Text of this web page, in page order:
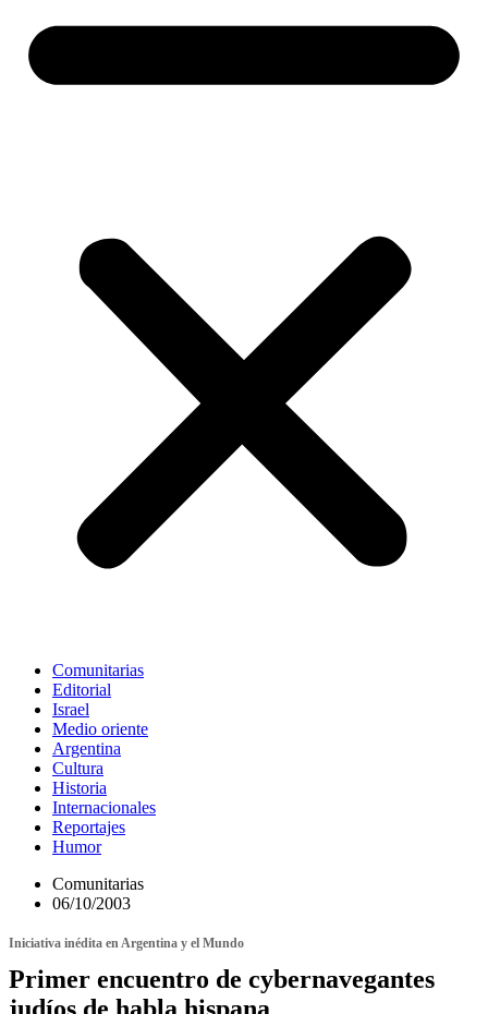
Comunitarias
Editorial
Israel
Medio oriente
Argentina
Cultura
Historia
Internacionales
Reportajes
Humor
Comunitarias
06/10/2003
Iniciativa inédita en Argentina y el Mundo
Primer encuentro de cybernavegantes